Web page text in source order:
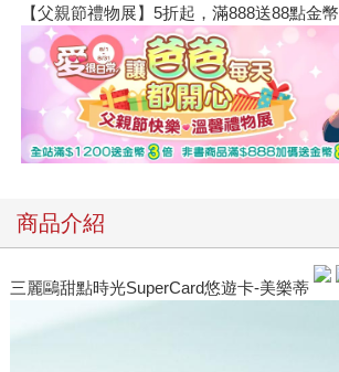
【父親節禮物展】5折起，滿888送88點金幣
商品介紹
三麗鷗甜點時光SuperCard悠遊卡-美樂蒂